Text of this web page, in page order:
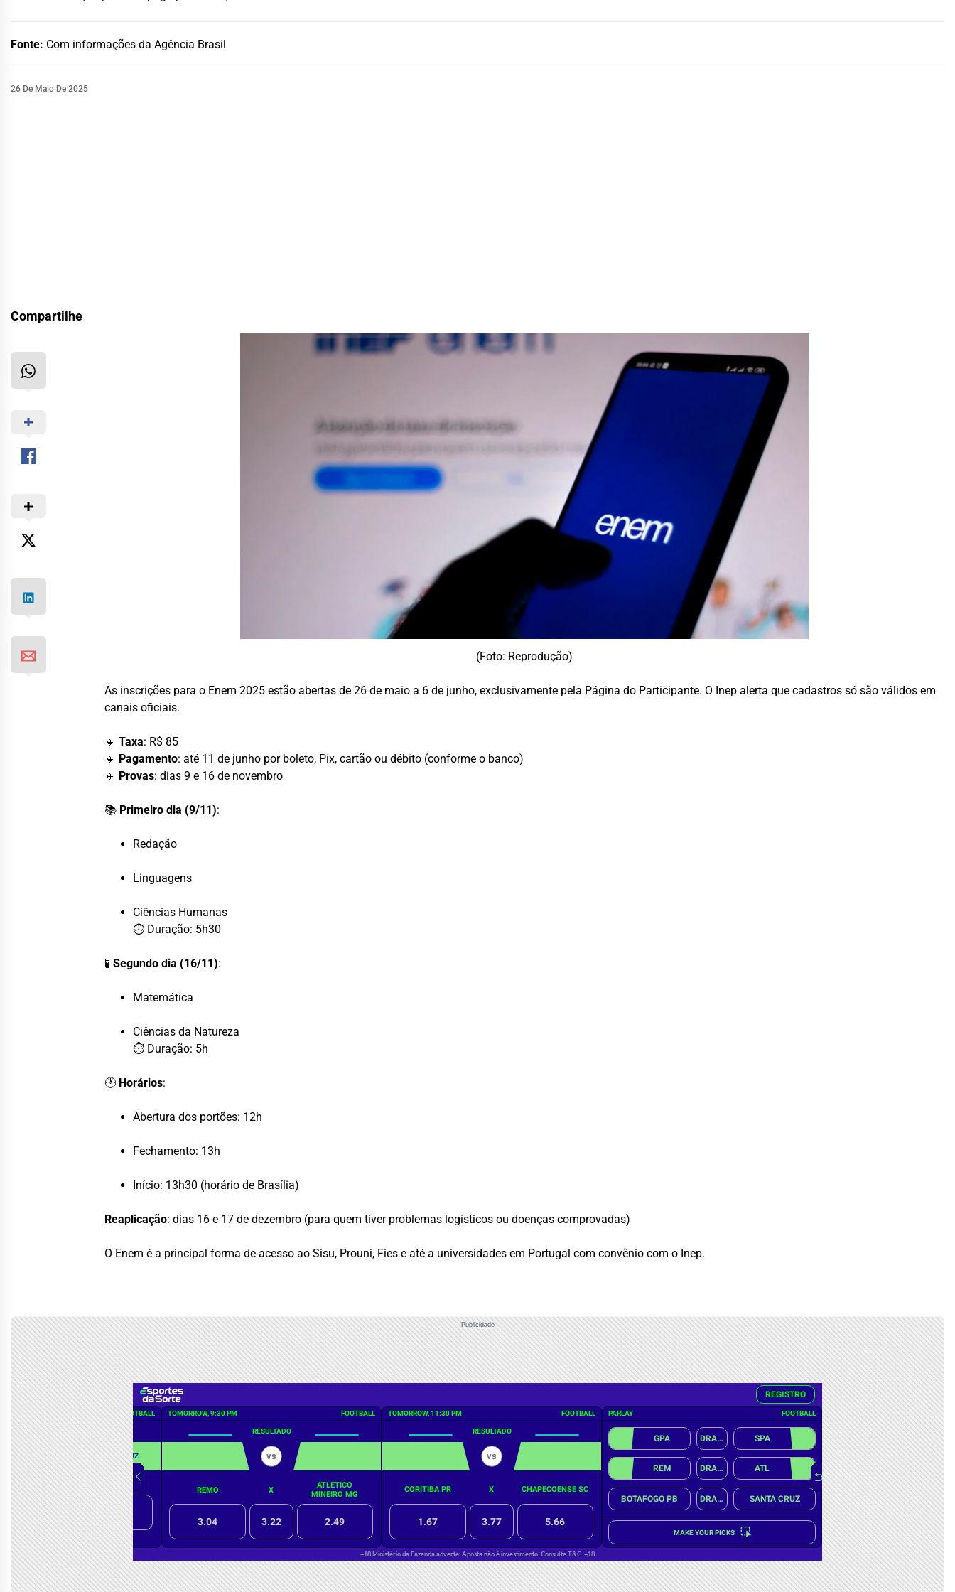
Fonte: Com informações da Agência Brasil
26 De Maio De 2025
Compartilhe
(Foto: Reprodução)
As inscrições para o Enem 2025 estão abertas de 26 de maio a 6 de junho, exclusivamente pela Página do Participante. O Inep alerta que cadastros só são válidos em
canais oficiais.
🔸Taxa: R$ 85
🔸 Pagamento: até 11 de junho por boleto, Pix, cartão ou débito (conforme o banco)
🔸 Provas: dias 9 e 16 de novembro
📚 Primeiro dia (9/11):
Redação
Linguagens
Ciências Humanas
⏱ Duração: 5h30
🧪Segundo dia (16/11):
Matemática
Ciências da Natureza
⏱ Duração: 5h
🕐 Horários:
Abertura dos portões: 12h
Fechamento: 13h
Início: 13h30 (horário de Brasília)
Reaplicação: dias 16 e 17 de dezembro (para quem tiver problemas logísticos ou doenças comprovadas)
O Enem é a principal forma de acesso ao Sisu, Prouni, Fies e até a universidades em Portugal com convênio com o Inep.
Publicidade